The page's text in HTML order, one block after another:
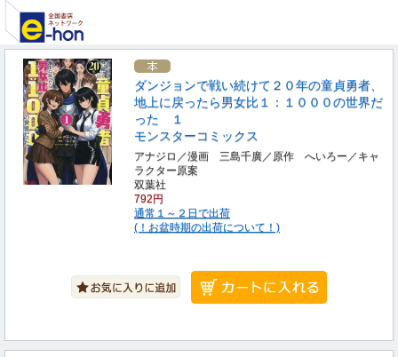
ダンジョンで戦い続けて２０年の童貞勇者、
地上に戻ったら男女比１：１０００の世界だ
った １
モンスターコミックス
アナジロ／漫画 三島千廣／原作 へいろー／キャ
ラクター原案
双葉社
792円
通常１～２日で出荷
(！お盆時期の出荷について！)